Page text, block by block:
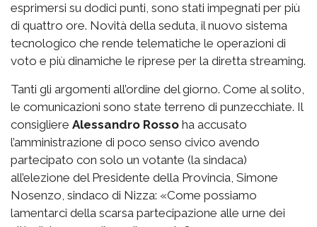
esprimersi su dodici punti, sono stati impegnati per più
di quattro ore. Novità della seduta, il nuovo sistema
tecnologico che rende telematiche le operazioni di
voto e più dinamiche le riprese per la diretta streaming.
Tanti gli argomenti all’ordine del giorno. Come al solito,
le comunicazioni sono state terreno di punzecchiate. Il
consigliere Alessandro Rosso ha accusato
l’amministrazione di poco senso civico avendo
partecipato con solo un votante (la sindaca)
all’elezione del Presidente della Provincia, Simone
Nosenzo, sindaco di Nizza: «Come possiamo
lamentarci della scarsa partecipazione alle urne dei